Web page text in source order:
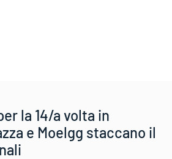
la 14/a volta in
e Moelgg staccano il